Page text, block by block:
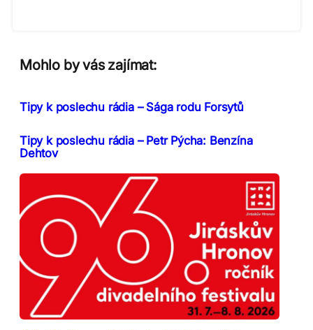
Mohlo by vás zajímat:
Tipy k poslechu rádia – Sága rodu Forsytů
Tipy k poslechu rádia – Petr Pýcha: Benzína
Dehtov